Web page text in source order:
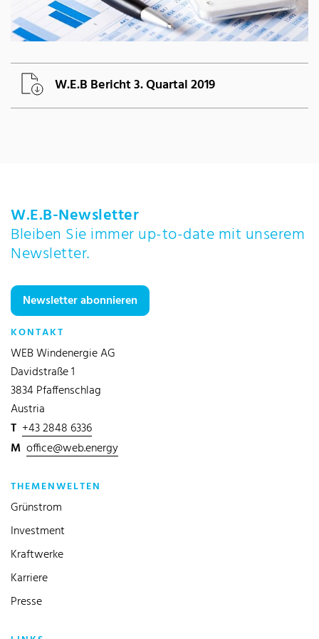
W.E.B Bericht 3. Quartal 2019
W.E.B-Newsletter
Bleiben Sie immer up-to-date mit unserem
Newsletter.
Newsletter abonnieren
KONTAKT
WEB Windenergie AG
Davidstraße 1
3834 Pfaffenschlag
Austria
T +43 2848 6336
M office@web.energy
THEMENWELTEN
Grünstrom
Investment
Kraftwerke
Karriere
Presse